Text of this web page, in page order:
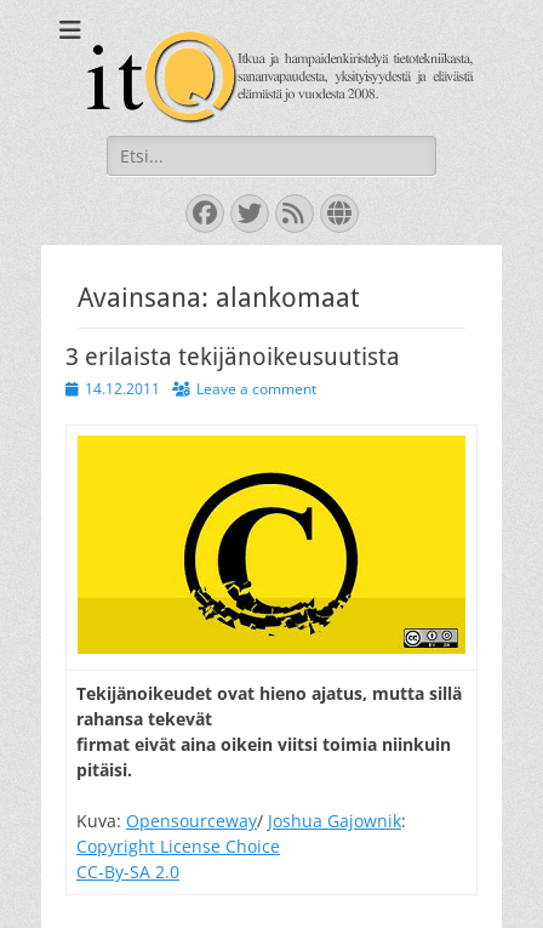
Itkua ja hammastenkiristelyä jo vuodesta 2008.
Search
for:
Facebook
Twitter
FeedWebsite
Avainsana: alankomaat
3 erilaista tekijänoikeusuutista
Posted14.12.2011 Leave a comment
Tekijänoikeudet ovat hieno ajatus, mutta sillä
rahansa tekevät
firmat eivät aina oikein viitsi toimia niinkuin
pitäisi.
Kuva: Opensourceway/ Joshua Gajownik:
Copyright License Choice
CC-By-SA 2.0